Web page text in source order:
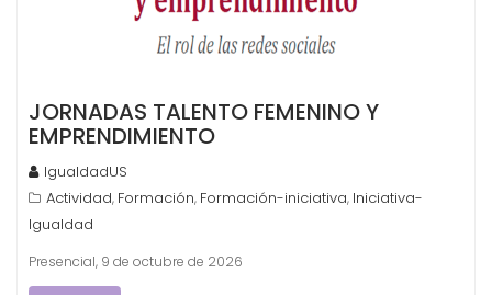
JORNADAS TALENTO FEMENINO Y
EMPRENDIMIENTO
IgualdadUS
Actividad, Formación, Formación-iniciativa, Iniciativa-
Igualdad
Presencial, 9 de octubre de 2026